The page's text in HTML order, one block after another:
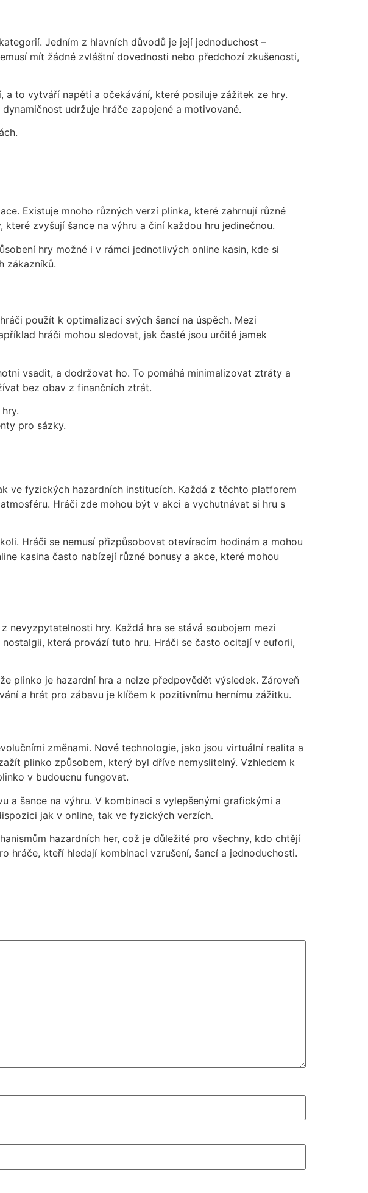
Jedním z hlavních důvodů je její jednoduchost –
mít žádné zvláštní dovednosti nebo předchozí zkušenosti,
to vytváří napětí a očekávání, které posiluje zážitek ze hry.
udržuje hráče zapojené a motivované.
Existuje mnoho různých verzí plinka, které zahrnují různé
zvyšují šance na výhru a činí každou hru jedinečnou.
hry možné i v rámci jednotlivých online kasin, kde si
zákazníků.
použít k optimalizaci svých šancí na úspěch. Mezi
hráči mohou sledovat, jak časté jsou určité jamek
vsadit, a dodržovat ho. To pomáhá minimalizovat ztráty a
bez obav z finančních ztrát.
pro sázky.
ve fyzických hazardních institucích. Každá z těchto platforem
Hráči zde mohou být v akci a vychutnávat si hru s
Hráči se nemusí přizpůsobovat otevíracím hodinám a mohou
kasina často nabízejí různé bonusy a akce, které mohou
nevyzpytatelnosti hry. Každá hra se stává soubojem mezi
která provází tuto hru. Hráči se často ocitají v euforii,
plinko je hazardní hra a nelze předpovědět výsledek. Zároveň
a hrát pro zábavu je klíčem k pozitivnímu hernímu zážitku.
změnami. Nové technologie, jako jsou virtuální realita a
plinko způsobem, který byl dříve nemyslitelný. Vzhledem k
v budoucnu fungovat.
a šance na výhru. V kombinaci s vylepšenými grafickými a
jak v online, tak ve fyzických verzích.
hazardních her, což je důležité pro všechny, kdo chtějí
hráče, kteří hledají kombinaci vzrušení, šancí a jednoduchosti.